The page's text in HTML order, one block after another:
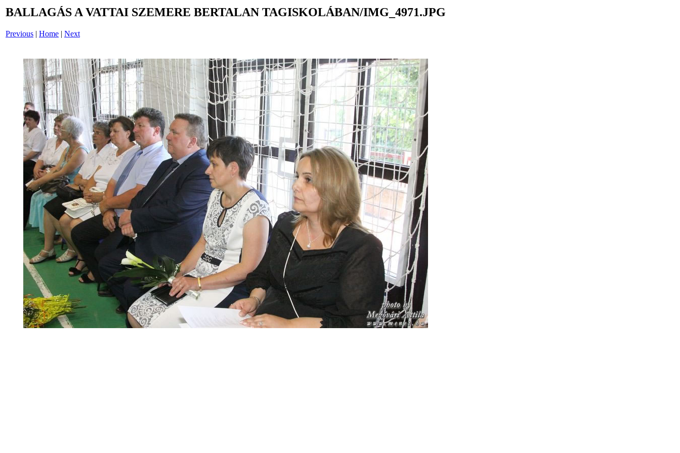
BALLAGÁS A VATTAI SZEMERE BERTALAN TAGISKOLÁBAN/IMG_4971.JPG
Previous | Home | Next